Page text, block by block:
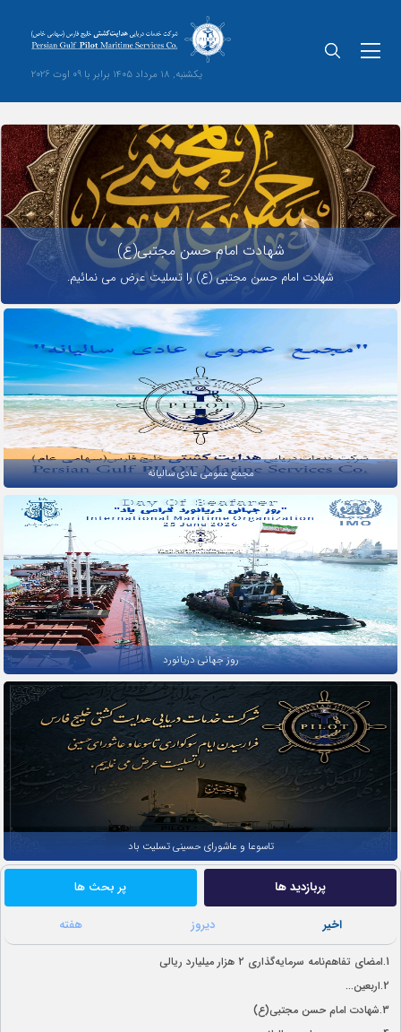
یکشنبه, 18 مرداد 1405 برابر با 09 اوت 2026
پربازدید ها
پر بحث ها
اخیر
دیروز هفته
1. امضای تفاهم‌نامه سرمایه‌گذاری ۲ هزار میلیارد ریالی
2. اربعین...
3. شهادت امام حسن مجتبی(ع)
شهادت امام حسن مجتبی(ع)
شهادت امام حسن مجتبی (ع) را تسلیت عرض می نمائیم.
مجمع عمومی عادی سالیانه
روز جهانی دریانورد
تاسوعا و عاشورای حسینی تسلیت باد